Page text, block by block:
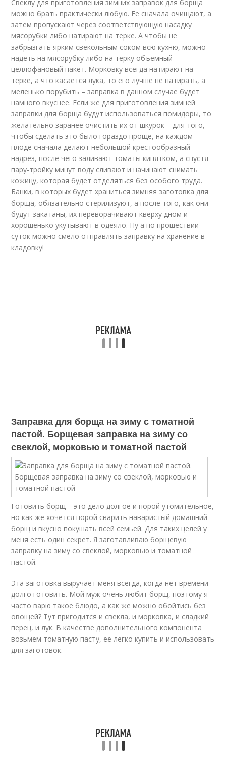
Свеклу для приготовления зимних заправок для борща
можно брать практически любую. Ее сначала очищают, а
затем пропускают через соответствующую насадку
мясорубки либо натирают на терке. А чтобы не
забрызгать ярким свекольным соком всю кухню, можно
надеть на мясорубку либо на терку объемный
целлофановый пакет. Морковку всегда натирают на
терке, а что касается лука, то его лучше не натирать, а
меленько порубить – заправка в данном случае будет
намного вкуснее. Если же для приготовления зимней
заправки для борща будут использоваться помидоры, то
желательно заранее очистить их от шкурок – для того,
чтобы сделать это было гораздо проще, на каждом
плоде сначала делают небольшой крестообразный
надрез, после чего заливают томаты кипятком, а спустя
пару-тройку минут воду сливают и начинают снимать
кожицу, которая будет отделяться без особого труда.
Банки, в которых будет храниться зимняя заготовка для
борща, обязательно стерилизуют, а после того, как они
будут закатаны, их переворачивают кверху дном и
хорошенько укутывают в одеяло. Ну а по прошествии
суток можно смело отправлять заправку на хранение в
кладовку!
Заправка для борща на зиму с томатной
пастой. Борщевая заправка на зиму со
свеклой, морковью и томатной пастой
Готовить борщ – это дело долгое и порой утомительное,
но как же хочется порой сварить наваристый домашний
борщ и вкусно покушать всей семьей. Для таких целей у
меня есть один секрет. Я заготавливаю борщевую
заправку на зиму со свеклой, морковью и томатной
пастой.
Эта заготовка выручает меня всегда, когда нет времени
долго готовить. Мой муж очень любит борщ, поэтому я
часто варю такое блюдо, а как же можно обойтись без
овощей? Тут пригодится и свекла, и морковка, и сладкий
перец, и лук. В качестве дополнительного компонента
возьмем томатную пасту, ее легко купить и использовать
для заготовок.